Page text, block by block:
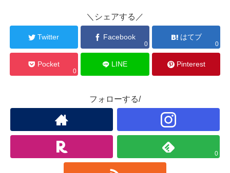
＼シェアする／
Twitter Facebook
0
はてブ
0
Pocket
0
LINE Pinterest
フォローする/
0